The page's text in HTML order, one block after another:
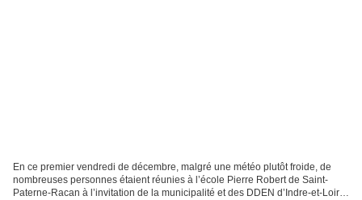
En ce premier vendredi de décembre, malgré une météo plutôt froide, de
nombreuses personnes étaient réunies à l’école Pierre Robert de Saint-
Paterne-Racan à l’invitation de la municipalité et des DDEN d’Indre-et-Loire,